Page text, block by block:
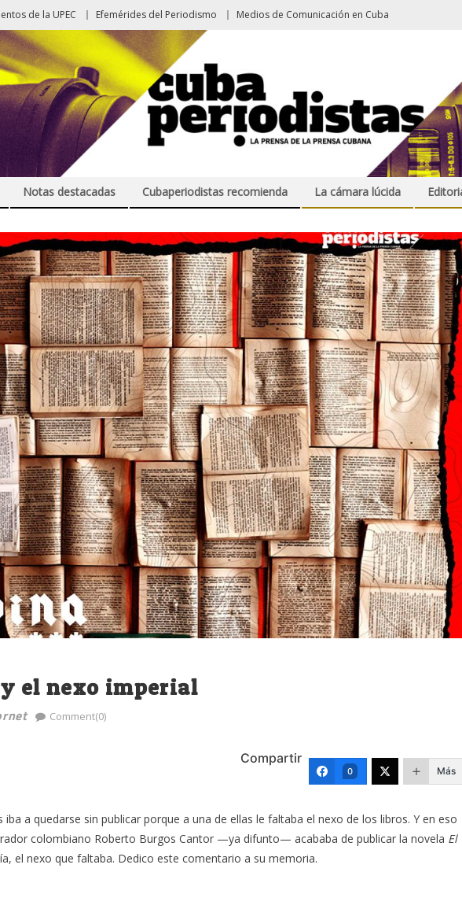
de la UPEC Efemérides del Periodismo Medios de Comunicación en Cuba
Notas destacadas Cubaperiodistas recomienda La cámara lúcida
el nexo imperial
Comment(0)
Compartir
0 Más
a quedarse sin publicar porque a una de ellas le faltaba el nexo de los libros. Y en eso
colombiano Roberto Burgos Cantor —ya difunto— acababa de publicar la novela El
el nexo que faltaba. Dedico este comentario a su memoria.